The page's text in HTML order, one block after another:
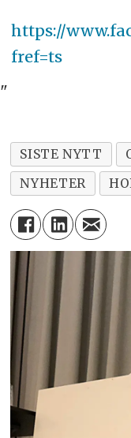
https://
fref=ts
"
SISTE NYTT
NYHETER